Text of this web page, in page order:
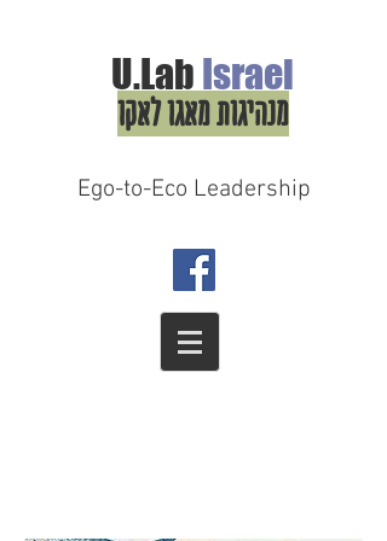
U.Lab Israel
מנהיגות מאגו לאקו
Ego-to-Eco Leadership